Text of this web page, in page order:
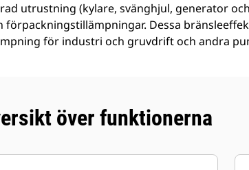
utrustning (kylare, svänghjul, generator
förpackningstillämpningar. Dessa
för industri och gruvdrift och andra
över funktionerna